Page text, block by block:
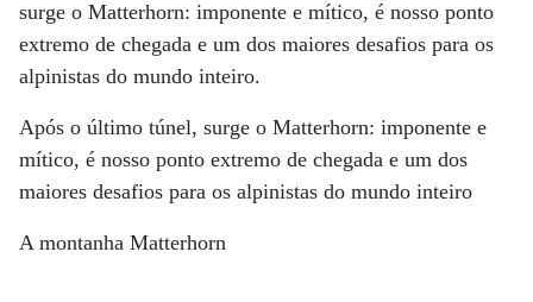
surge o Matterhorn: imponente e mítico, é nosso ponto
extremo de chegada e um dos maiores desafios para os
alpinistas do mundo inteiro.
Após o último túnel, surge o Matterhorn: imponente e
mítico, é nosso ponto extremo de chegada e um dos
maiores desafios para os alpinistas do mundo inteiro
A montanha Matterhorn